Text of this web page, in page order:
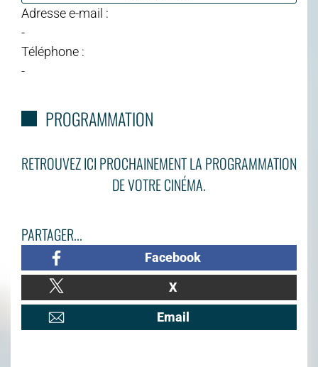
Adresse e-mail :
-
Téléphone :
-
PROGRAMMATION
RETROUVEZ ICI PROCHAINEMENT LA PROGRAMMATION
DE VOTRE CINÉMA.
PARTAGER...
Facebook
X
Email